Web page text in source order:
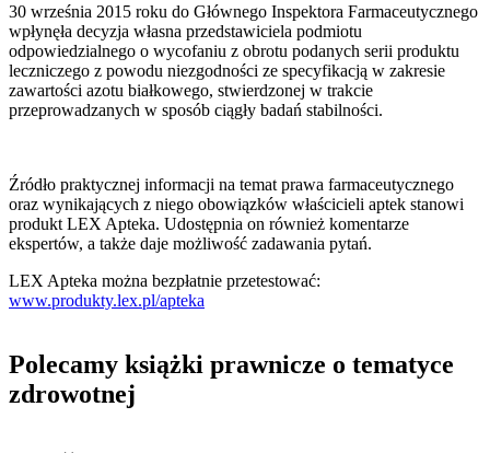
30 września 2015 roku do Głównego Inspektora Farmaceutycznego
wpłynęła decyzja własna przedstawiciela podmiotu
odpowiedzialnego o wycofaniu z obrotu podanych serii produktu
leczniczego z powodu niezgodności ze specyfikacją w zakresie
zawartości azotu białkowego, stwierdzonej w trakcie
przeprowadzanych w sposób ciągły badań stabilności.
Źródło praktycznej informacji na temat prawa farmaceutycznego
oraz wynikających z niego obowiązków właścicieli aptek stanowi
produkt LEX Apteka. Udostępnia on również komentarze
ekspertów, a także daje możliwość zadawania pytań.
LEX Apteka można bezpłatnie przetestować:
www.produkty.lex.pl/apteka
Polecamy książki prawnicze o tematyce
zdrowotnej